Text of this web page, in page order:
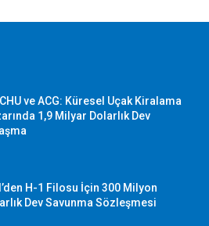
ve ACG: Küresel Uçak Kiralama
1,9 Milyar Dolarlık Dev
H-1 Filosu İçin 300 Milyon
Dev Savunma Sözleşmesi